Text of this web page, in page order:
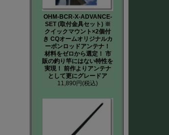
OHM-BCR-X-ADVANCE-
SET (取付金具セット) ※
クイックマウント×2個付
き CQオームオリジナルカ
ーボンロッドアンテナ！
材料をゼロから選定！ 市
販の釣り竿にはない特性を
実現！ 前作よりアンテナ
として更にグレードア
11,890円(税込)